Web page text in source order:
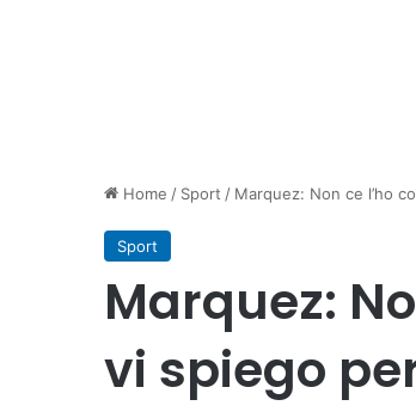
Home / Sport / Marquez: Non ce l’ho
Sport
Marquez:
vi spiego